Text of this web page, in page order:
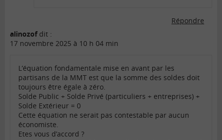
Répondre
alinozof dit :
17 novembre 2025 à 10 h 04 min
L’équation fondamentale mise en avant par les
partisans de la MMT est que la somme des soldes doit
toujours être égale à zéro.
Solde Public + Solde Privé (particuliers + entreprises) +
Solde Extérieur = 0
Cette équation ne serait pas contestable par aucun
économiste.
Etes vous d’accord ?